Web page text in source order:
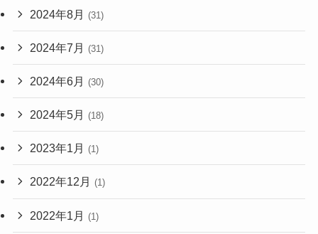
2024年8月 (31)
2024年7月 (31)
2024年6月 (30)
2024年5月 (18)
2023年1月 (1)
2022年12月 (1)
2022年1月 (1)